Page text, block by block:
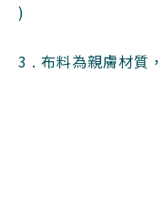
)
3 . 布料為親膚材質